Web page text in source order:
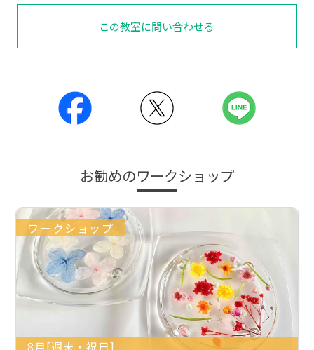
この教室に問い合わせる
お勧めのワークショップ
ワークショップ
8月[週末・祝日]